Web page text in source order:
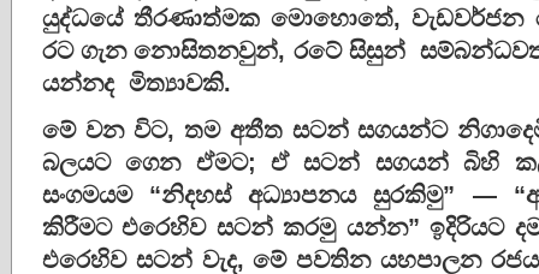
යුද්ධයේ තීරණාත්මක මොහොතේ, වැඩවර්ජන
රට ගැන නොසිතනවුන්, රටේ සිසුන්
යන්නද මිත්‍යාවකි.
මේ වන විට, තම අතීත සටන් සගයන්ට
බලයට ගෙන ඒමට; ඒ සටන් සගයන් බිහි
සංගමයම “නිදහස් අධ්‍යාපනය සුරකිමු” —
කිරීමට එරෙහිව සටන් කරමු යන්න” ඉදිරියට
එරෙහිව සටන් වැද, මේ පවතින යහපාලන